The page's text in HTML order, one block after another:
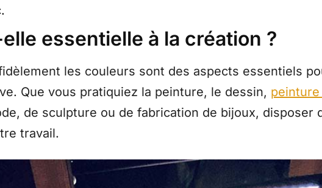
essentielle à la création ?
les couleurs sont des aspects essentiels
Que vous pratiquiez la peinture, le dessin,
de sculpture ou de fabrication de bijoux, disposer
travail.